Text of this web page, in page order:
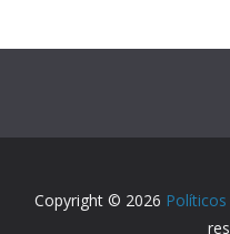
Copyright © 2026